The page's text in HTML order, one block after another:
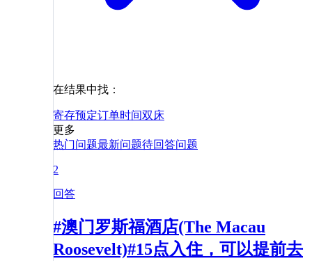
在结果中找：
寄存预定订单时间双床
更多
热门问题最新问题待回答问题
2
回答
#澳门罗斯福酒店(The Macau
Roosevelt)#15点入住，可以提前去